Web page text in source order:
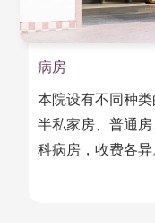
病房
本院设有不同种类
半私家房、普通
科病房，收费各
人安全为中心，